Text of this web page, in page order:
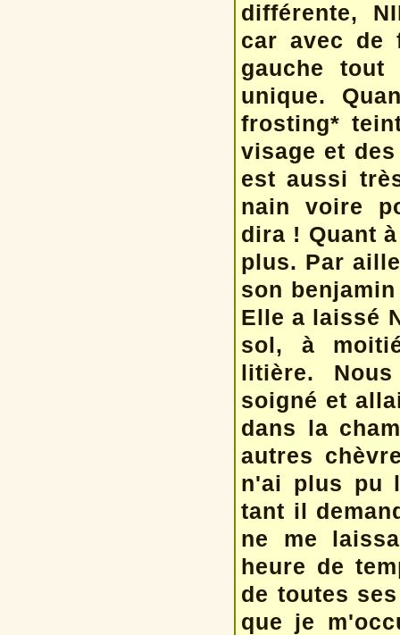
différente,
car avec de
gauche
unique.
frosting*
visage et
est aussi
nain voire
dira ! Quant
plus. Par
son
Elle a laissé
sol, à
litière.
soigné et
dans la
autres
n'ai plus pu
tant il
ne me
heure de
de toutes
que je